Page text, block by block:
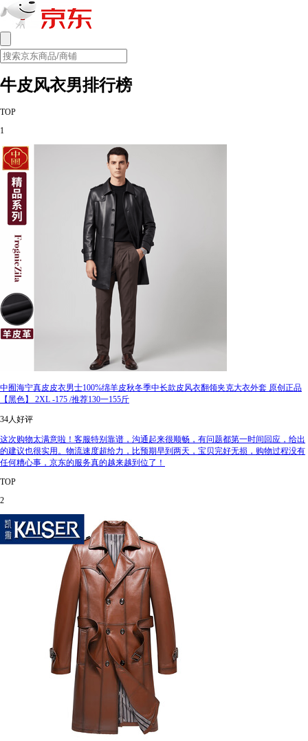
牛皮风衣男排行榜
TOP
1
中囿海宁真皮皮衣男士100%绵羊皮秋冬季中长款皮风衣翻领夹克大衣外套 原创正品
【黑色】 2XL -175 /推荐130一155斤
34人好评
这次购物太满意啦！客服特别靠谱，沟通起来很顺畅，有问题都第一时间回应，给出
的建议也很实用。物流速度超给力，比预期早到两天，宝贝完好无损，购物过程没有
任何糟心事，京东的服务真的越来越到位了！
TOP
2